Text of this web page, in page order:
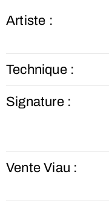
Artiste :
Technique :
Signature :
Vente Viau :